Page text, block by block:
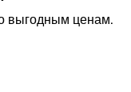
выгодным ценам.